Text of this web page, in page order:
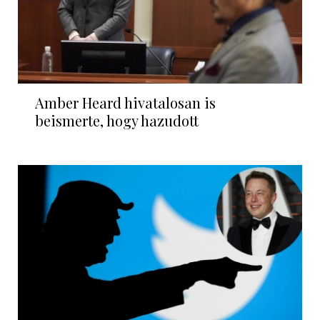
Amber Heard hivatalosan is
beismerte, hogy hazudott